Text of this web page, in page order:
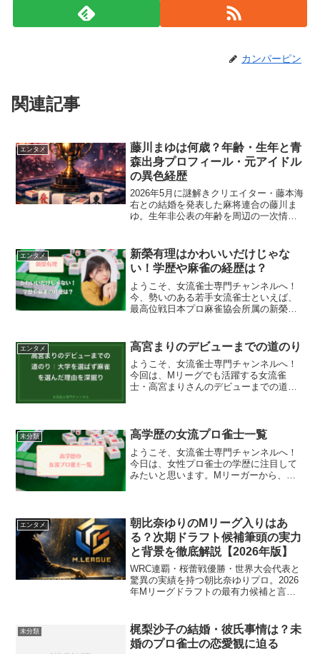
カンパーピン
関連記事
エンタメ
藤川まゆは何歳？年齢・生年と青
森出身プロフィール・元アイドル
の異色経歴
2026年5月に謎解きクリエイター・藤本海
右との結婚を発表した麻将連合の藤川ま
ゆ。生年非公表の年齢を周辺の一次情報
スから整理します。
エンタメ
新榮有理はかわいいだけじゃな
い！学歴や麻雀の経歴は？
ようこそ、女流雀士専門チャンネルへ！
今、勢いのある若手女流雀士といえば、
最高位戦日本プロ麻雀協会所属の新榮有
ち上がり、決勝卓で2連勝。見事、初タイ
トルを手にしました...
エンタメ 高宮まりのデビューまでの道のり
ようこそ、女流雀士専門チャンネルへ！
今回は、Mリーグでも活躍する女流雀
士・高宮まりさんのデビューまでの道の
多いのではないでしょうか。...
未分類 高学歴の女流プロ雀士一覧
ようこそ、女流雀士専門チャンネルへ！
今日は、女性プロ雀士の学歴に注目して
みたいと思います。Mリーガーから、あ
高学歴の女流雀士につい...
エンタメ
朝比奈ゆりのMリーグ入りはあ
る？次期ドラフト候補筆頭の実力
と背景を徹底解説【2026年版】
WRC連覇・桜蕾戦優勝・世界大会代表と
驚異の実績を持つ朝比奈ゆりプロ。2026
年Mリーグドラフトの最有力候補と言わ
未分類
梶梨沙子の結婚・彼氏事情は？未
婚のプロ雀士の恋愛観に迫る